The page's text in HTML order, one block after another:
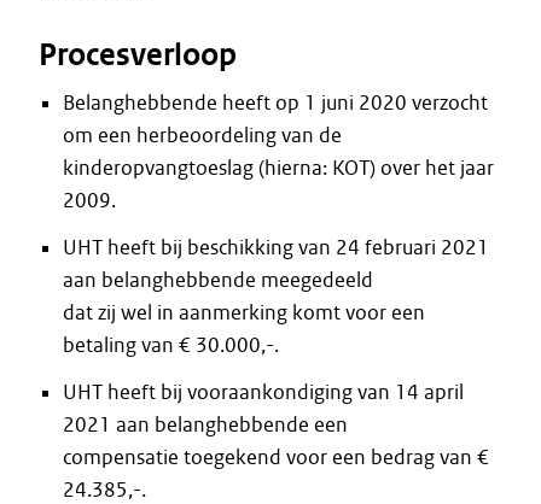
Procesverloop
Belanghebbende heeft op 1 juni 2020 verzocht
om een herbeoordeling van de
kinderopvangtoeslag (hierna: KOT) over het jaar
2009.
UHT heeft bij beschikking van 24 februari 2021
aan belanghebbende meegedeeld
dat zij wel in aanmerking komt voor een
betaling van € 30.000,-.
UHT heeft bij vooraankondiging van 14 april
2021 aan belanghebbende een
compensatie toegekend voor een bedrag van €
24.385,-.